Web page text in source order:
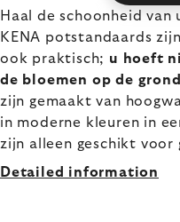
Haal de schoonheid van
KENA potstandaards
ook praktisch; u hoeft
de bloemen op de grond
zijn gemaakt van
in moderne kleuren in
zijn alleen geschikt voor
Detailed information